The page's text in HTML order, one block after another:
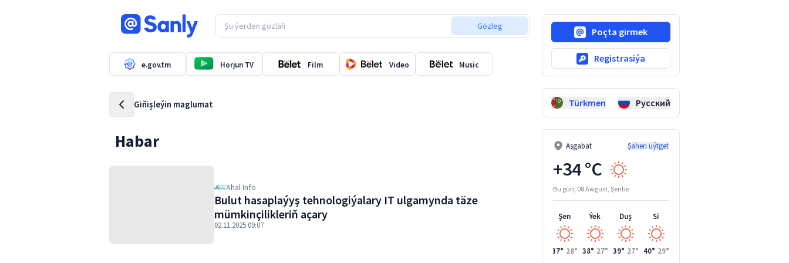
Gözleg
e.gov.tm Horjun TV Film Video Music
Giňişleýin maglumat
Habar
Ahal Info
Bulut hasaplaýyş tehnologiýalary IT ulgamynda täze
mümkinçilikleriň açary
02.11.2025 09:07
Poçta girmek
Registrasiýa
Türkmen Русский
Aşgabat Şäheri üýtget
+34 °C
Bu gün, 08 Awgust, Şenbe
Şen
37° 28°
Ýek
38° 27°
Duş
39° 27°
Si
40° 29°